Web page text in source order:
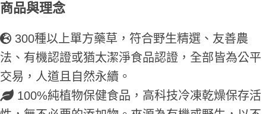
商品與理念
300種以上單方藥草，符合野生精選、友善農
法、有機認證或猶太潔淨食品認證，全部皆為公平
交易，人道且自然永續。
100%純植物保健食品，高科技冷凍乾燥保存活